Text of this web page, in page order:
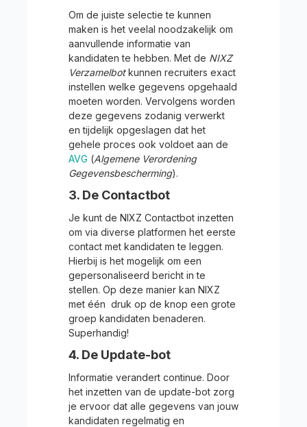
Om de juiste selectie te kunnen
maken is het veelal noodzakelijk om
aanvullende informatie van
kandidaten te hebben. Met de NIXZ
Verzamelbotkunnen recruiters exact
instellen welke gegevens opgehaald
moeten worden. Vervolgens worden
deze gegevens zodanig verwerkt
en tijdelijk opgeslagen dat het
gehele proces ook voldoet aan de
AVG (Algemene Verordening
Gegevensbescherming).
3. De Contactbot
Je kunt de NIXZ Contactbot inzetten
om via diverse platformen het eerste
contact met kandidaten te leggen.
Hierbij is het mogelijk om een
gepersonaliseerd bericht in te
stellen. Op deze manier kan NIXZ
met één druk op de knop een grote
groep kandidaten benaderen.
Superhandig!
4. De Update-bot
Informatie verandert continue. Door
het inzetten van de update-bot zorg
je ervoor dat alle gegevens van jouw
kandidaten regelmatig en